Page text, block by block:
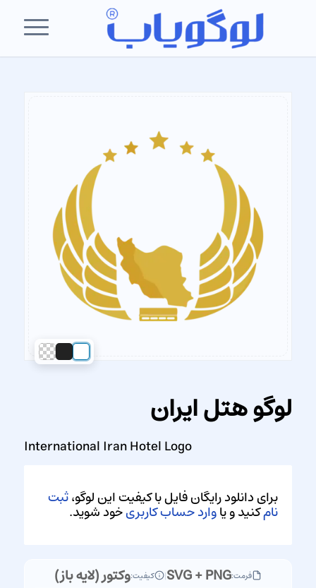
لوگو هتل ایران
International Iran Hotel Logo
برای دانلود رایگان فایل با کیفیت این لوگو،ثبت
نامکنید و یاوارد حساب کاربریخود شوید.
فرمت:SVG + PNG
| کیفیت:وکتور (لایه باز)